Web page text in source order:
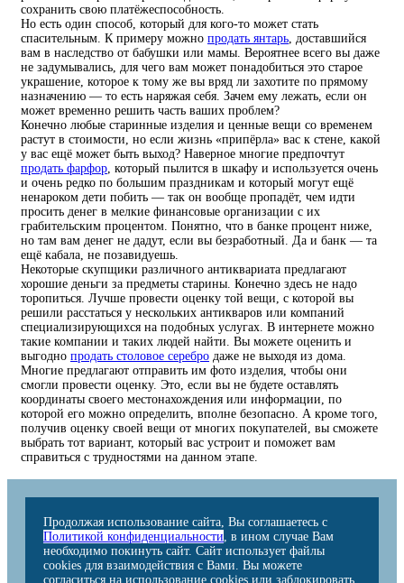
сохранить свою платёжеспособность.
Но есть один способ, который для кого-то может стать
спасительным. К примеру можно продать янтарь, доставшийся
вам в наследство от бабушки или мамы. Вероятнее всего вы даже
не задумывались, для чего вам может понадобиться это старое
украшение, которое к тому же вы вряд ли захотите по прямому
назначению — то есть наряжая себя. Зачем ему лежать, если он
может временно решить часть ваших проблем?
Конечно любые старинные изделия и ценные вещи со временем
растут в стоимости, но если жизнь «припёрла» вас к стене, какой
у вас ещё может быть выход? Наверное многие предпочтут
продать фарфор, который пылится в шкафу и используется очень
и очень редко по большим праздникам и который могут ещё
ненароком дети побить — так он вообще пропадёт, чем идти
просить денег в мелкие финансовые организации с их
грабительским процентом. Понятно, что в банке процент ниже,
но там вам денег не дадут, если вы безработный. Да и банк — та
ещё кабала, не позавидуешь.
Некоторые скупщики различного антиквариата предлагают
хорошие деньги за предметы старины. Конечно здесь не надо
торопиться. Лучше провести оценку той вещи, с которой вы
решили расстаться у нескольких антикваров или компаний
специализирующихся на подобных услугах. В интернете можно
такие компании и таких людей найти. Вы можете оценить и
выгодно продать столовое серебро даже не выходя из дома.
Многие предлагают отправить им фото изделия, чтобы они
смогли провести оценку. Это, если вы не будете оставлять
координаты своего местонахождения или информации, по
которой его можно определить, вполне безопасно. А кроме того,
получив оценку своей вещи от многих покупателей, вы сможете
выбрать тот вариант, который вас устроит и поможет вам
справиться с трудностями на данном этапе.
Продолжая использование сайта, Вы соглашаетесь с
Политикой конфиденциальности, в ином случае Вам
необходимо покинуть сайт. Сайт использует файлы
cookies для взаимодействия с Вами. Вы можете
согласиться на использование cookies или заблокировать